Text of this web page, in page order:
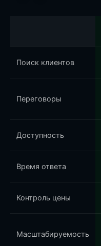
Поиск клиентов
Переговоры
Доступность
Время ответа
Контроль цены
Масштабируемость